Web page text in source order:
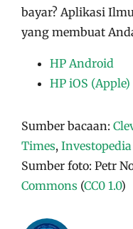
bayar? Aplikasi
yang membuat
HP Android
HP iOS (Apple)
Sumber bacaan:
Times, Investopedia
Sumber foto: Petr
Commons (CC0 1.0)